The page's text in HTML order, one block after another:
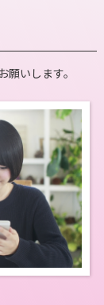
願いします。